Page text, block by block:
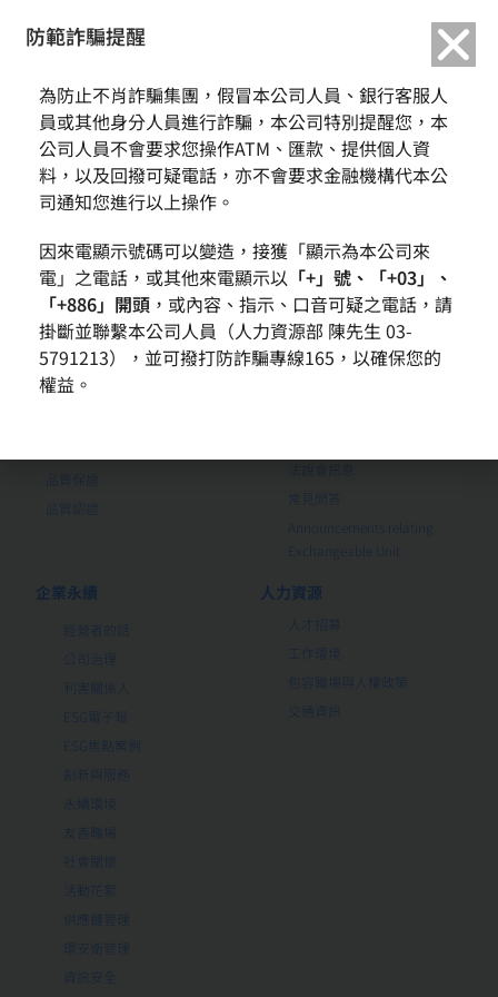
新聞與活動
新聞訊息
法說會訊息
關於環球晶圓
公司簡介
大事紀
核心理念
企業集團
獎項與榮譽
產品
聯絡窗口
品質保證
品質認證
投資人專區
公司治理
法說會訊息
常見問答
Announcements relating
Exchangeable Unit
企業永續
經營者的話
公司治理
利害關係人
ESG電子報
ESG焦點案例
創新與服務
永續環境
友善職場
社會關懷
活動花絮
供應鏈管理
環安衛管理
資訊安全
人力資源
人才招募
工作環境
包容職場與人權政策
交通資訊
防範詐騙提醒
為防止不肖詐騙集團，假冒本公司人員、銀行客服人
員或其他身分人員進行詐騙，本公司特別提醒您，本
公司人員不會要求您操作ATM、匯款、提供個人資
料，以及回撥可疑電話，亦不會要求金融機構代本公
司通知您進行以上操作。
因來電顯示號碼可以變造，接獲「顯示為本公司來
電」之電話，或其他來電顯示以 「+」號、「+03」、
「+886」開頭 ，或內容、指示、口音可疑之電話，請
掛斷並聯繫本公司人員（人力資源部 陳先生 03-
5791213），並可撥打防詐騙專線165，以確保您的
權益。